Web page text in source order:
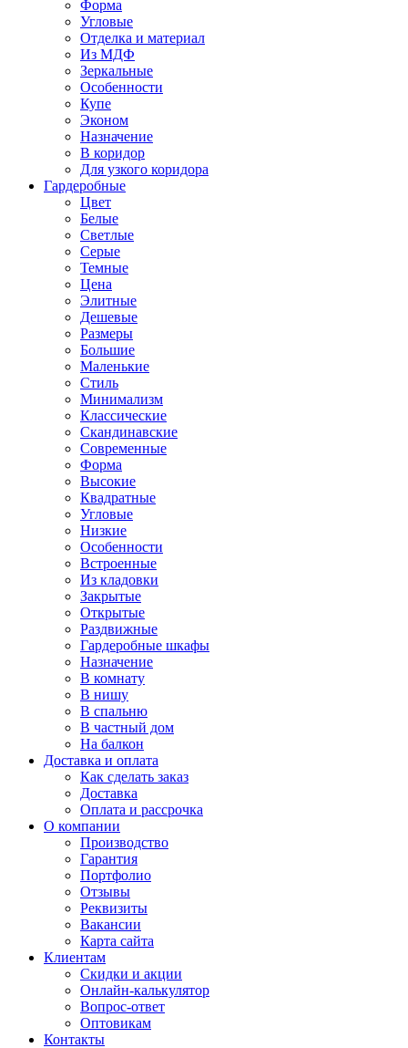
Форма
Угловые
Отделка и материал
Из МДФ
Зеркальные
Особенности
Купе
Эконом
Назначение
В коридор
Для узкого коридора
Гардеробные
Цвет
Белые
Светлые
Серые
Темные
Цена
Элитные
Дешевые
Размеры
Большие
Маленькие
Стиль
Минимализм
Классические
Скандинавские
Современные
Форма
Высокие
Квадратные
Угловые
Низкие
Особенности
Встроенные
Из кладовки
Закрытые
Открытые
Раздвижные
Гардеробные шкафы
Назначение
В комнату
В нишу
В спальню
В частный дом
На балкон
Доставка и оплата
Как сделать заказ
Доставка
Оплата и рассрочка
О компании
Производство
Гарантия
Портфолио
Отзывы
Реквизиты
Вакансии
Карта сайта
Клиентам
Скидки и акции
Онлайн-калькулятор
Вопрос-ответ
Оптовикам
Контакты